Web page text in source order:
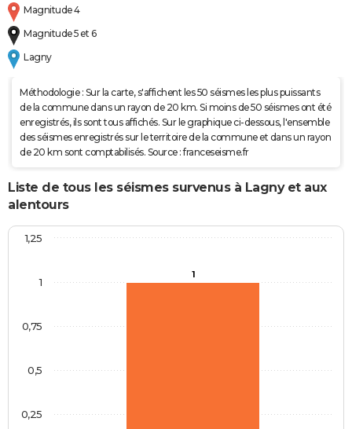
Magnitude 4
Magnitude 5 et 6
Lagny
Méthodologie : Sur la carte, s'affichent les 50 séismes les plus puissants
de la commune dans un rayon de 20 km. Si moins de 50 séismes ont été
enregistrés, ils sont tous affichés. Sur le graphique ci-dessous, l'ensemble
des séismes enregistrés sur le territoire de la commune et dans un rayon
de 20 km sont comptabilisés. Source : franceseisme.fr
Liste de tous les séismes survenus à Lagny et aux
alentours
1
0,25
0,5
0,75
1
1,25